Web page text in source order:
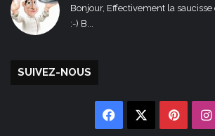
Bonjour, Effectivement la
:-) B...
SUIVEZ-NOUS
Facebook